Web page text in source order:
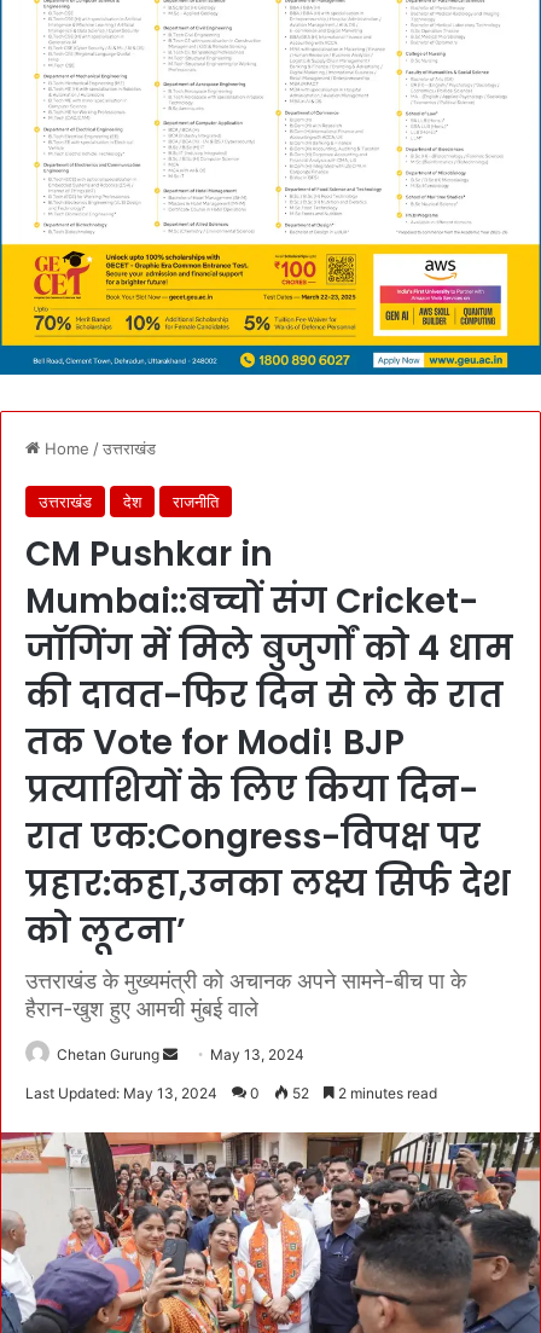
Home /उत्तराखंड
उत्तराखंड देश राजनीति
CM Pushkar in
Mumbai::बच्चों संग Cricket-
जॉगिंग में मिले बुजुर्गों को 4 धाम
की दावत-फिर दिन से ले के रात
तक Vote for Modi! BJP
प्रत्याशियों के लिए किया दिन-
रात एक:Congress-विपक्ष पर
प्रहार:कहा,उनका लक्ष्य सिर्फ देश
को लूटना’
उत्तराखंड के मुख्यमंत्री को अचानक अपने सामने-बीच पा के
हैरान-खुश हुए आमची मुंबई वाले
Chetan Gurung
d
a
n
e
m
a
i
May 13, 2024
Last Updated: May 13, 2024 0 52 2 minutes read